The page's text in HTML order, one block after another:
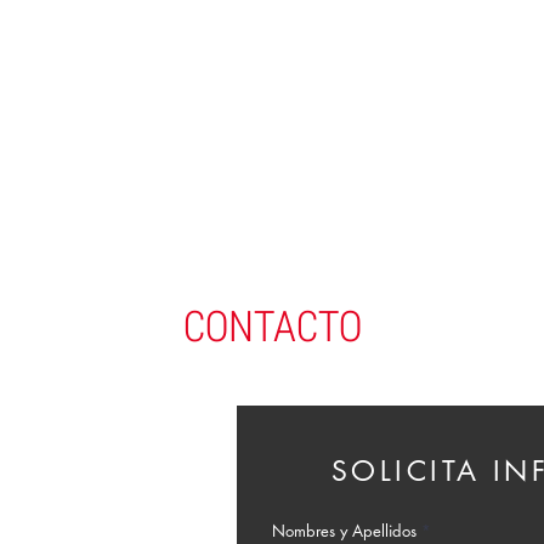
CONTACTO
SOLICITA
Nombres y Apellidos